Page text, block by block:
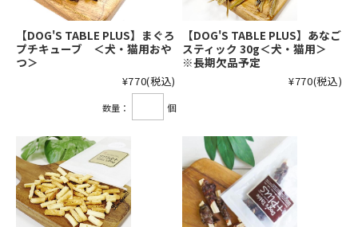
【DOG'S TABLE PLUS】まぐろ
プチキューブ ＜犬・猫用おや
つ＞
¥770(税込)
数量： 個
【DOG'S TABLE PLUS】あなご
スティック 30g＜犬・猫用＞
※長期欠品予定
¥770(税込)